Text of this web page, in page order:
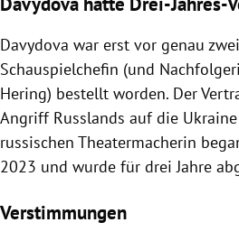
Davydova war erst vor genau
Schauspielchefin (und
Hering) bestellt worden. Der
Angriff Russlands auf die
russischen Theatermacherin
2023 und wurde für drei Jahre
Verstimmungen